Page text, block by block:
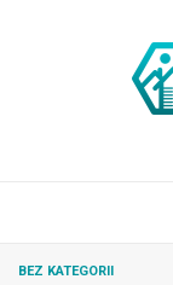
BEZ KATEGORII